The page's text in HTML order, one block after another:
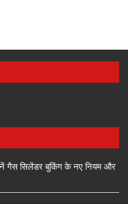
सिलेंडर बुकिंग के नए नियम और